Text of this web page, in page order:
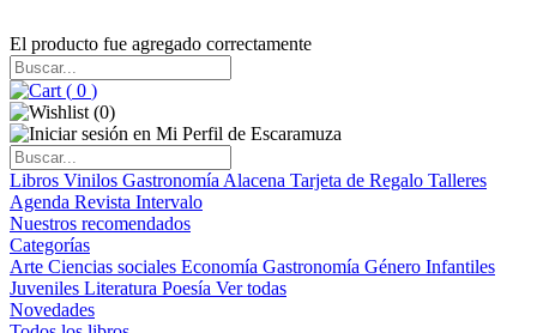
El producto fue agregado correctamente
( 0 )
(0)
Libros Vinilos Gastronomía Alacena Tarjeta de Regalo Talleres
Agenda Revista Intervalo
Nuestros recomendados
Categorías
Arte Ciencias sociales Economía Gastronomía Género Infantiles
Juveniles Literatura Poesía Ver todas
Novedades